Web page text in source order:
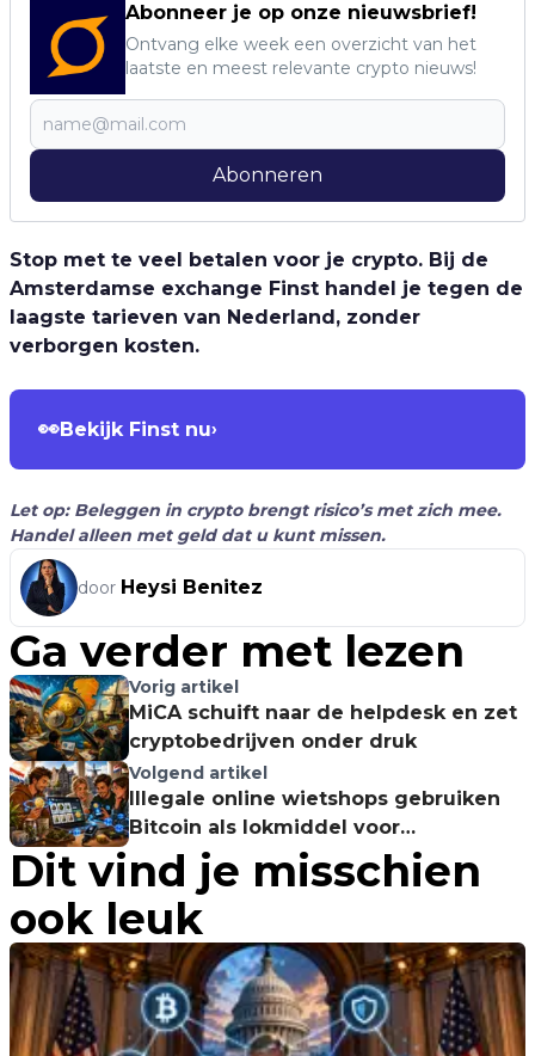
Abonneer je op onze nieuwsbrief!
Ontvang elke week een overzicht van het
laatste en meest relevante crypto nieuws!
Abonneren
Stop met te veel betalen voor je crypto. Bij de
Amsterdamse exchange Finst handel je tegen de
laagste tarieven van Nederland, zonder
verborgen kosten.
👀Bekijk Finst nu›
Let op: Beleggen in crypto brengt risico’s met zich mee.
Handel alleen met geld dat u kunt missen.
door Heysi Benitez
Ga verder met lezen
Vorig artikel
MiCA schuift naar de helpdesk en zet
cryptobedrijven onder druk
Volgend artikel
Illegale online wietshops gebruiken
Bitcoin als lokmiddel voor
schijnveiligheid
Dit vind je misschien
ook leuk